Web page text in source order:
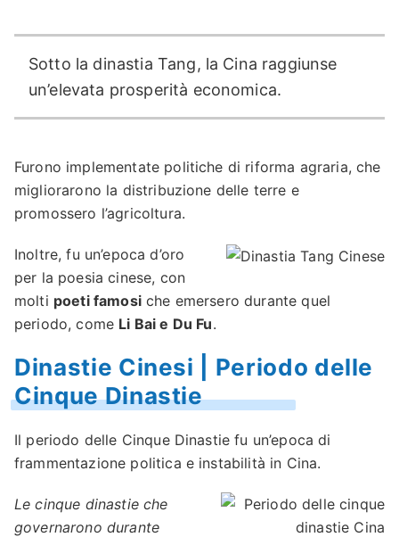
Sotto la dinastia Tang, la Cina raggiunse
un’elevata prosperità economica.
Furono implementate politiche di riforma agraria, che
migliorarono la distribuzione delle terre e
promossero l’agricoltura.
Inoltre, fu un’epoca d’oro
per la poesia cinese, con
molti poeti famosiche emersero durante quel
periodo, come Li Bai e Du Fu.
Dinastie Cinesi | Periodo delle
Cinque Dinastie
Il periodo delle Cinque Dinastie fu un’epoca di
frammentazione politica e instabilità in Cina.
Le cinque dinastie che
governarono durante